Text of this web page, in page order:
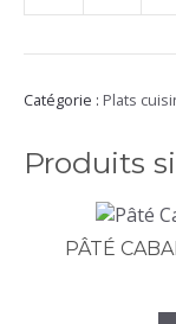
Catégorie : Plats
Produits
PÂTÉ